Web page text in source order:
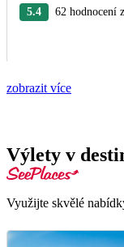
5.4 62 hodnocení
zobrazit více
Výlety v
Využijte skvělé